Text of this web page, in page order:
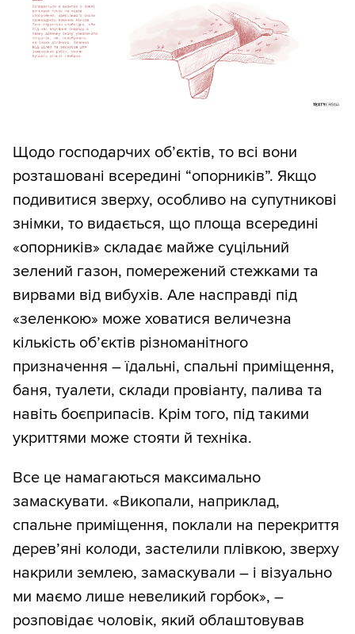
Щодо господарчих об’єктів, то всі вони
розташовані всередині “опорників”. Якщо
подивитися зверху, особливо на супутникові
знімки, то видається, що площа всередині
«опорників» складає майже суцільний
зелений газон, помережений стежками та
вирвами від вибухів. Але насправді під
«зеленкою» може ховатися величезна
кількість об’єктів різноманітного
призначення – їдальні, спальні приміщення,
баня, туалети, склади провіанту, палива та
навіть боєприпасів. Крім того, під такими
укриттями може стояти й техніка.
Все це намагаються максимально
замаскувати. «Викопали, наприклад,
спальне приміщення, поклали на перекриття
дерев’яні колоди, застелили плівкою, зверху
накрили землею, замаскували – і візуально
ми маємо лише невеликий горбок», –
розповідає чоловік, який облаштовував